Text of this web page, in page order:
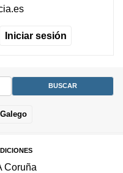
Iniciar sesión
Galego
Coruña